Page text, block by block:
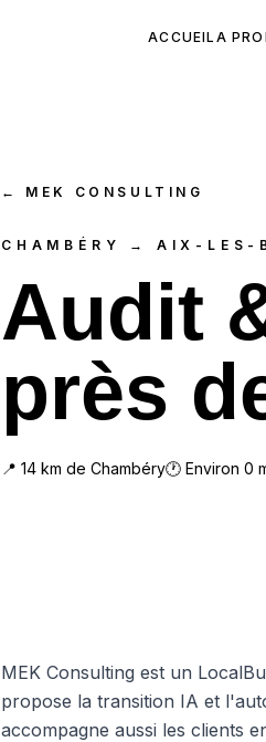
ACCUEIL A
← MEK CONSULTING
CHAMBÉRY → AIX-LES-
Audit
près
📍 14 km de Chambéry🕐 Environ 0
MEK Consulting est un
propose la transition IA et
accompagne aussi les clients